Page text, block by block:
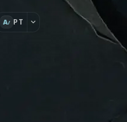
A PT